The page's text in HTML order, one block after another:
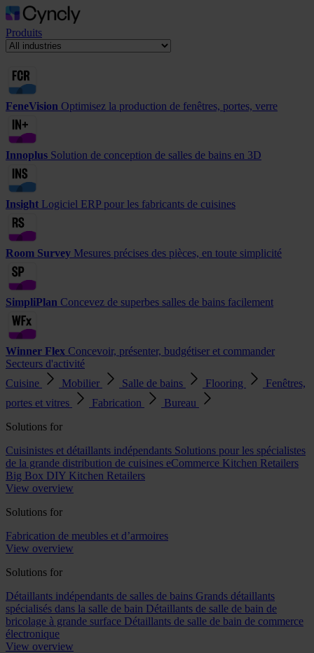
Produits
FeneVision Optimisez la production de fenêtres, portes, verre
Innoplus Solution de conception de salles de bains en 3D
Insight Logiciel ERP pour les fabricants de cuisines
Room Survey Mesures précises des pièces, en toute simplicité
SimpliPlan Concevez de superbes salles de bains facilement
Winner Flex Concevoir, présenter, budgétiser et commander
Secteurs d'activité
Cuisine
Mobilier Salle de bains Flooring
Fenêtres,
portes et vitres
Fabrication
Bureau
Solutions for
Cuisinistes et détaillants indépendants Solutions pour les spécialistes
de la grande distribution de cuisines eCommerce Kitchen Retailers
Big Box DIY Kitchen Retailers
View overview
Solutions for
Fabrication de meubles et d’armoires
View overview
Solutions for
Détaillants indépendants de salles de bains Grands détaillants
spécialisés dans la salle de bain Détaillants de salle de bain de
bricolage à grande surface Détaillants de salle de bain de commerce
électronique
View overview